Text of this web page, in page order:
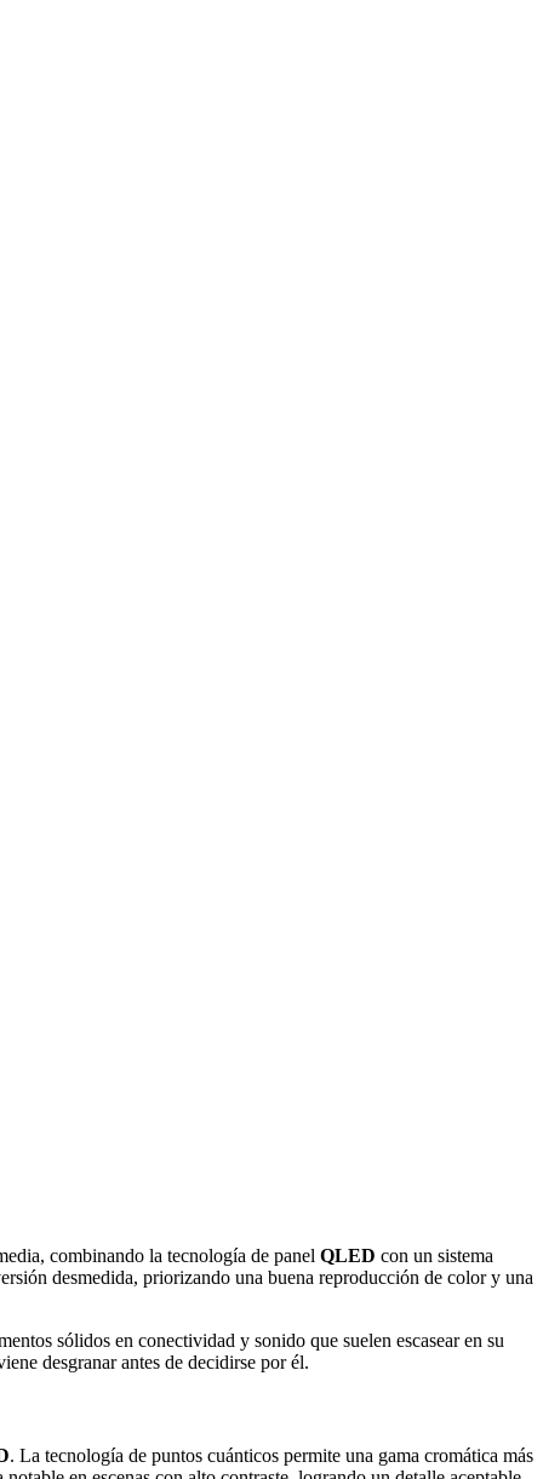
combinando la tecnología de panel QLED con un sistema
desmedida, priorizando una buena reproducción de color y una
sólidos en conectividad y sonido que suelen escasear en su
desgranar antes de decidirse por él.
. La tecnología de puntos cuánticos permite una gama cromática más